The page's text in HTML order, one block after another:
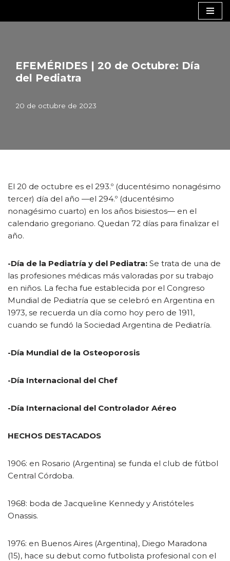
EFEMÉRIDES | 20 de Octubre: Día
del Pediatra
20 de octubre de 2023
El 20 de octubre es el 293.º (ducentésimo nonagésimo
tercer) día del año —el 294.º (ducentésimo
nonagésimo cuarto) en los años bisiestos— en el
calendario gregoriano. Quedan 72 días para finalizar el
año.
-Día de la Pediatría y del Pediatra: Se trata de una de
las profesiones médicas más valoradas por su trabajo
en niños. La fecha fue establecida por el Congreso
Mundial de Pediatría que se celebró en Argentina en
1973, se recuerda un día como hoy pero de 1911,
cuando se fundó la Sociedad Argentina de Pediatría.
-Día Mundial de la Osteoporosis
-Día Internacional del Chef​
-Día Internacional del Controlador Aéreo​
HECHOS DESTACADOS
1906: en Rosario (Argentina) se funda el club de fútbol
Central Córdoba.
1968: boda de Jacqueline Kennedy y Aristóteles
Onassis.
1976: en Buenos Aires (Argentina), Diego Maradona
(15), hace su debut como futbolista profesional con el